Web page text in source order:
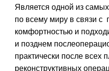
Является одной из
по всему миру в связи
комфортностью и
и позднем
практически после всех
реконструктивных